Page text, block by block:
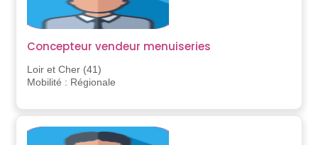
Concepteur vendeur menuiseries
Loir et Cher (41)
Mobilité : Régionale